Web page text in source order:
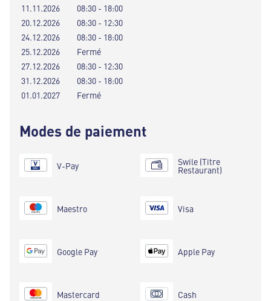
11.11.2026
08:30 - 18:00
20.12.2026
08:30 - 12:30
24.12.2026
08:30 - 18:00
25.12.2026
Fermé
27.12.2026
08:30 - 12:30
31.12.2026
08:30 - 18:00
01.01.2027
Fermé
Modes de paiement
V-Pay
Maestro
Google Pay
Mastercard
Swile (Titre
Restaurant)
Visa
Apple Pay
Cash